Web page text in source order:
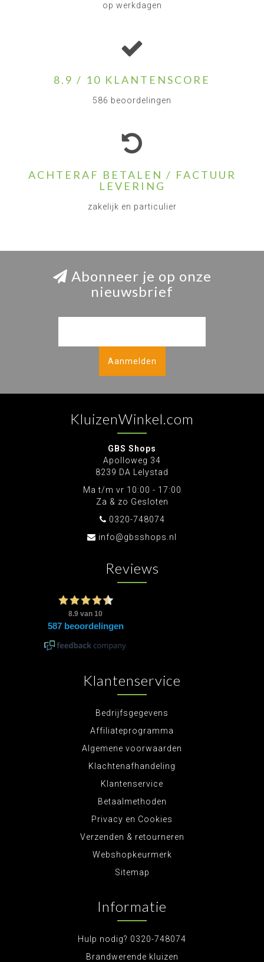
op werkdagen
8.9 / 10 KLANTENSCORE
586 beoordelingen
ACHTERAF BETALEN / FACTUUR
LEVERING
zakelijk en particulier
Abonneer je op onze
nieuwsbrief
Aanmelden
KluizenWinkel.com
GBS Shops
Apolloweg 34
8239 DA Lelystad
Ma t/m vr 10:00 - 17:00
Za & zo Gesloten
0320-748074
info@gbsshops.nl
Reviews
Klantenservice
Bedrijfsgegevens
Affiliateprogramma
Algemene voorwaarden
Klachtenafhandeling
Klantenservice
Betaalmethoden
Privacy en Cookies
Verzenden & retourneren
Webshopkeurmerk
Sitemap
Informatie
Hulp nodig? 0320-748074
Brandwerende kluizen